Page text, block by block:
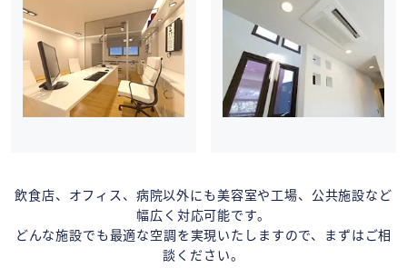
飲食店、オフィス、病院以外にも美容室や工場、公共施設など
幅広く対応可能です。
どんな施設でも最適な空調を実現いたしますので、まずはご相
談ください。